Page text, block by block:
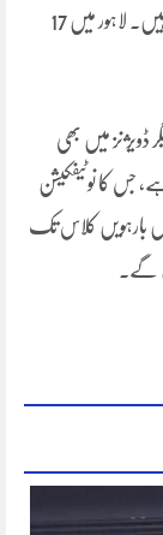
اورملتان ڈویژن میں پہلےسے ہی اسکولز بند کردیے گئے ہیں۔ لاہور میں 17
ڈویژنز میں بھی
گیا ہے، جس کا نوٹیفکیشن
بارہویں کلاس تک